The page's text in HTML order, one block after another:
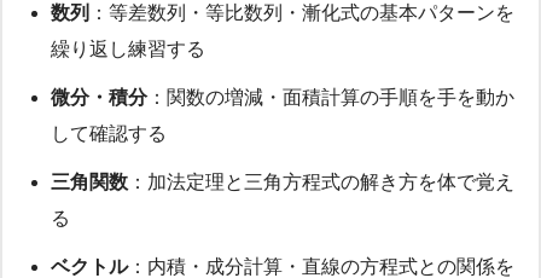
数列 ：等差数列・等比数列・漸化式の基本パターンを
繰り返し練習する
微分・積分：関数の増減・面積計算の手順を手を動か
して確認する
三角関数 ：加法定理と三角方程式の解き方を体で覚え
る
ベクトル：内積・成分計算・直線の方程式との関係を